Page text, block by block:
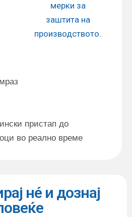
мерки за
заштита на
производството.
пристап до
во реално време
нé и дознај